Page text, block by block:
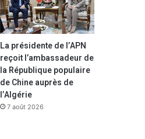
La présidente de l’APN
reçoit l’ambassadeur de
la République populaire
de Chine auprès de
l’Algérie
7 août 2026